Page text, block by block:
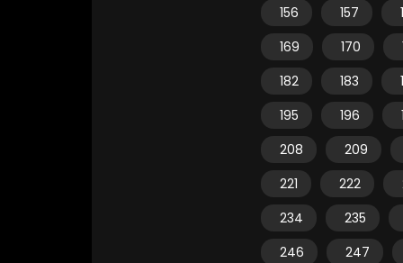
156
157
169
170
182
183
195
196
208
209
221
222
234
235
246
247